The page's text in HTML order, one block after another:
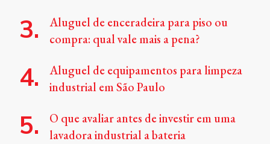
Aluguel de enceradeira para piso ou
compra: qual vale mais a pena?
Aluguel de equipamentos para limpeza
industrial em São Paulo
O que avaliar antes de investir em uma
lavadora industrial a bateria